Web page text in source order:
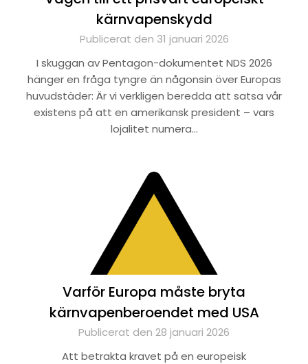
kärnvapenskydd
Publicerat den 31 januari 2026
I skuggan av Pentagon-dokumentet NDS 2026
hänger en fråga tyngre än någonsin över Europas
huvudstäder: Är vi verkligen beredda att satsa vår
existens på att en amerikansk president – vars
lojalitet numera…
Varför Europa måste bryta
kärnvapenberoendet med USA
Publicerat den 28 januari 2026
Att betrakta kravet på en europeisk